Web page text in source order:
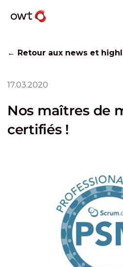
← Retour aux news et
17.03.2020
Nos maîtres de
certifiés !